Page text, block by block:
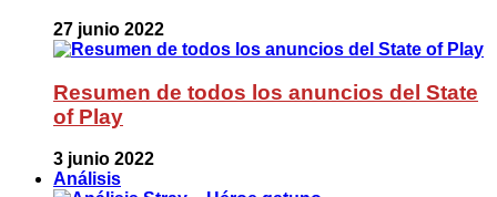
27 junio 2022
Resumen de todos los anuncios del State
of Play
3 junio 2022
Análisis